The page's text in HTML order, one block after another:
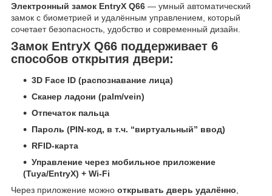
Электронный замок EntryX Q66 — умный автоматический
замок с биометрией и удалённым управлением, который
сочетает безопасность, удобство и современный дизайн.
Замок EntryX Q66 поддерживает 6
способов открытия двери:
3D Face ID (распознавание лица)
Сканер ладони (palm/vein)
Отпечаток пальца
Пароль (PIN-код, в т.ч. “виртуальный” ввод)
RFID-карта
Управление через мобильное приложение
(Tuya/EntryX) + Wi-Fi
Через приложение можно открывать дверь удалённо,